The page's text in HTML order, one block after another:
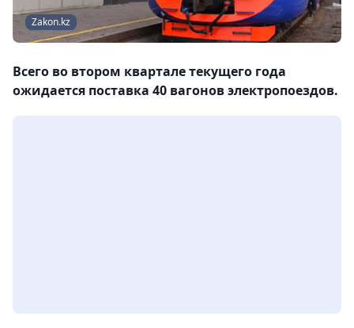
Zakon.kz
Всего во втором квартале текущего года
ожидается поставка 40 вагонов электропоездов.